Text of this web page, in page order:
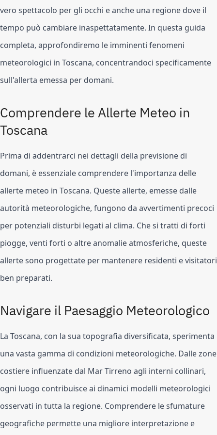
vero spettacolo per gli occhi e anche una regione dove il
tempo può cambiare inaspettatamente. In questa guida
completa, approfondiremo le imminenti fenomeni
meteorologici in Toscana, concentrandoci specificamente
sull'allerta emessa per domani.
Comprendere le Allerte Meteo in
Toscana
Prima di addentrarci nei dettagli della previsione di
domani, è essenziale comprendere l'importanza delle
allerte meteo in Toscana. Queste allerte, emesse dalle
autorità meteorologiche, fungono da avvertimenti precoci
per potenziali disturbi legati al clima. Che si tratti di forti
piogge, venti forti o altre anomalie atmosferiche, queste
allerte sono progettate per mantenere residenti e visitatori
ben preparati.
Navigare il Paesaggio Meteorologico
La Toscana, con la sua topografia diversificata, sperimenta
una vasta gamma di condizioni meteorologiche. Dalle zone
costiere influenzate dal Mar Tirreno agli interni collinari,
ogni luogo contribuisce ai dinamici modelli meteorologici
osservati in tutta la regione. Comprendere le sfumature
geografiche permette una migliore interpretazione e